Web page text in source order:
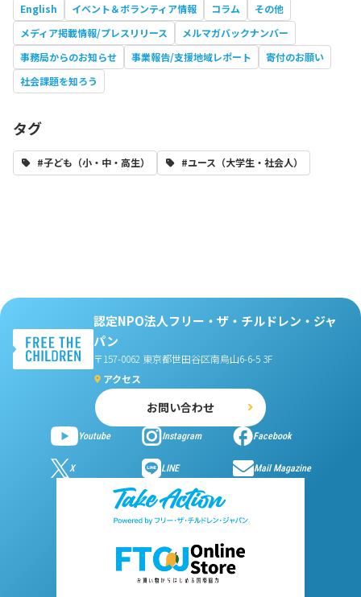
English イベント＆ボランティア情報 コラム
その他
メディア掲載情報/プレスリリース
メルマガバックナンバー
事務局からのお知らせ
事業報告/支援地域レポート
寄付のお願い
社会課題を知ろう
タグ
#子ども（小・中・高生） #ユース（大学生・社会人）
認定NPO法人フリー・ザ・チルドレン・ジャ
パン
〒157-0062 東京都世田谷区南烏山6-6-5 3F
アクセス
お問い合わせ
Youtube Instagram Facebook
X LINE Mail Magazine